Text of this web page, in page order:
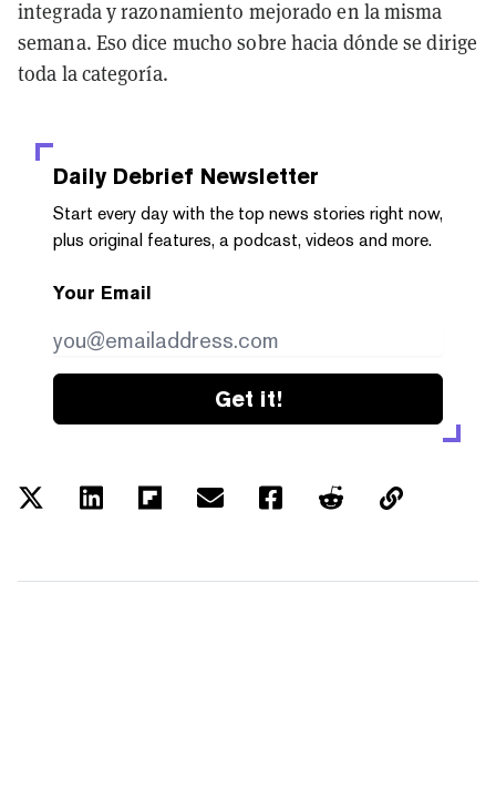
integrada y razonamiento mejorado en la misma
semana. Eso dice mucho sobre hacia dónde se dirige
toda la categoría.
Daily Debrief Newsletter
Start every day with the top news stories right now,
plus original features, a podcast, videos and more.
Your Email
Get it!